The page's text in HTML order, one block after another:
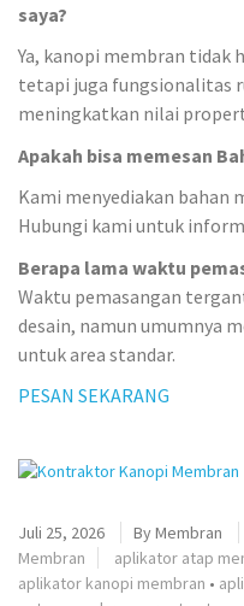
saya?
Ya, kanopi membran tidak
tetapi juga fungsionalitas
meningkatkan nilai
Apakah bisa memesan
Kami menyediakan bahan
Hubungi kami untuk
Berapa lama waktu
Waktu pemasangan
desain, namun umumnya
untuk area standar.
PESAN SEKARANG
Juli 25, 2026 ByMembran
Membran
aplikator atap
aplikator kanopi membran •